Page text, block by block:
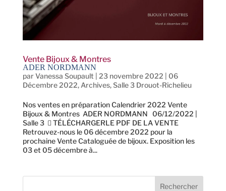
Vente Bijoux & Montres
ADER NORDMANN
parVanessa Soupault 23 novembre 2022
06
Décembre 2022, Archives,Salle 3 Drouot-Richelieu
Nos ventes en préparation Calendrier 2022 Vente
Bijoux & Montres ADER NORDMANN 06/12/2022 |
Salle 3  TÉLÉCHARGERLE PDF DE LA VENTE
Retrouvez-nous le 06 décembre 2022 pour la
prochaine Vente Cataloguée de bijoux. Exposition les
03 et 05 décembre à...